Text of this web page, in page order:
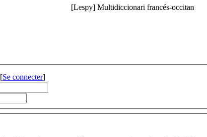
[Lespy] Multidiccionari francés-occitan
[Se connecter]